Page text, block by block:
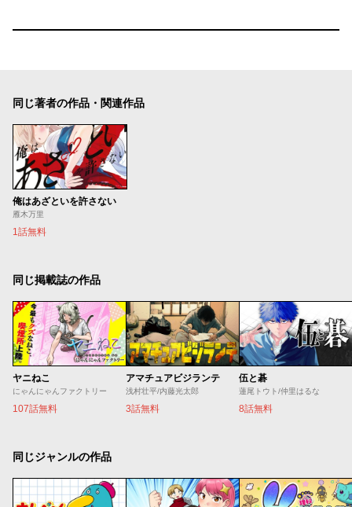
同じ著者の作品・関連作品
俺はあざといを許さない
雁木万里
1話無料
同じ掲載誌の作品
ヤニねこ
にゃんにゃんファクトリー
107話無料
アマチュアビジランテ
浅村壮平/内藤光太郎
3話無料
伍と碁
蓮尾トウト/仲里はるな
8話無料
同じジャンルの作品